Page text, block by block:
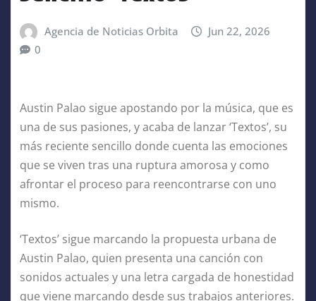
Agencia de Noticias Orbita
Jun 22, 2026
0
Austin Palao sigue apostando por la música, que es
una de sus pasiones, y acaba de lanzar ‘Textos’, su
más reciente sencillo donde cuenta las emociones
que se viven tras una ruptura amorosa y como
afrontar el proceso para reencontrarse con uno
mismo.
‘Textos’ sigue marcando la propuesta urbana de
Austin Palao, quien presenta una canción con
sonidos actuales y una letra cargada de honestidad
que viene marcando desde sus trabajos anteriores.